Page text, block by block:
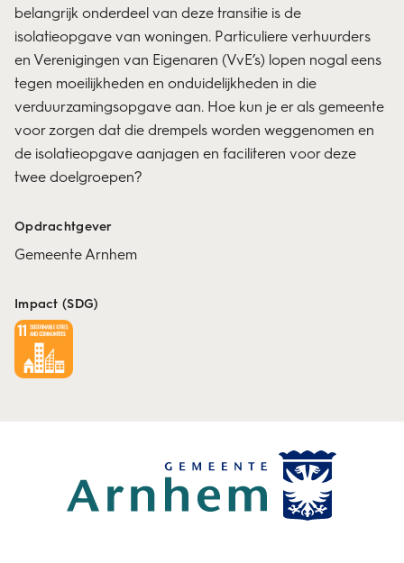
belangrijk onderdeel van deze transitie is de
isolatieopgave van woningen. Particuliere verhuurders
en Verenigingen van Eigenaren (VvE’s) lopen nogal eens
tegen moeilijkheden en onduidelijkheden in die
verduurzamingsopgave aan. Hoe kun jeer als gemeente
voor zorgen dat die drempels worden weggenomen en
de isolatieopgave aanjagen en faciliteren voor deze
twee doelgroepen?
Opdrachtgever
Gemeente Arnhem
Impact (SDG)